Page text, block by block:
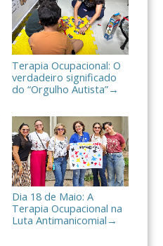
Terapia Ocupacional: O
verdadeiro significado
do “Orgulho Autista”→
Dia 18 de Maio: A
Terapia Ocupacional na
Luta Antimanicomial →